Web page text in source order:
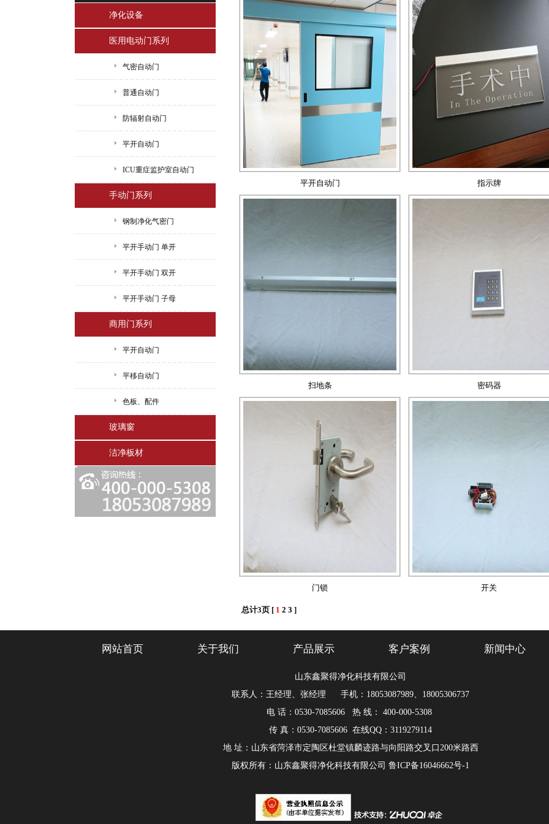
净化设备
医用电动门系列
气密自动门
普通自动门
防辐射自动门
平开自动门
ICU重症监护室自动门
手动门系列
钢制净化气密门
平开手动门 单开
平开手动门 双开
平开手动门 子母
商用门系列
平开自动门
平移自动门
色板、配件
玻璃窗
洁净板材
平开自动门 指示牌
扫地条 密码器
门锁 开关
总计3页 [ 1 2 3 ]
网站首页 关于我们 产品展示 客户案例 新闻中心
山东鑫聚得净化科技有限公司
联系人：王经理、张经理 手机：18053087989、18005306737
电 话：0530-7085606 热 线： 400-000-5308
传 真：0530-7085606 在线QQ：3119279114
地 址：山东省菏泽市定陶区杜堂镇麟迹路与向阳路交叉口200米路西
版权所有：山东鑫聚得净化科技有限公司 鲁ICP备16046662号-1